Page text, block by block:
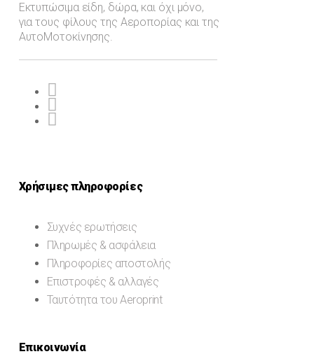
Εκτυπώσιμα είδη, δώρα, και όχι μόνο,
για τους φίλους της Αεροπορίας και της
ΑυτοΜοτοκίνησης.
Χρήσιμες πληροφορίες
Συχνές ερωτήσεις
Πληρωμές & ασφάλεια
Πληροφορίες αποστολής
Επιστροφές & αλλαγές
Ταυτότητα του Aeroprint
Επικοινωνία